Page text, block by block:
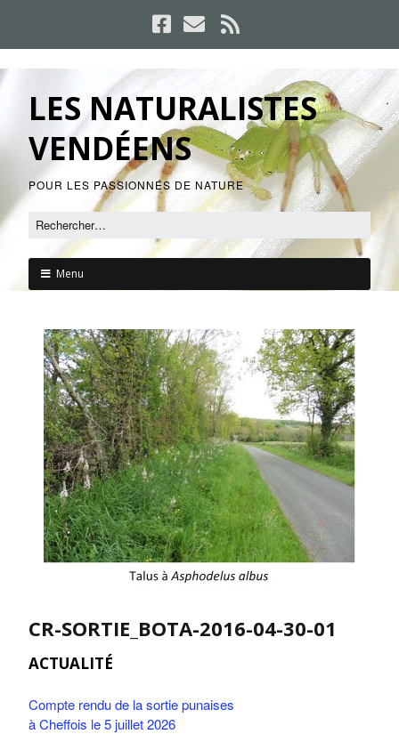
LES NATURALISTES
VENDÉENS
POUR LES PASSIONNÉS DE NATURE
Menu
CR-SORTIE_BOTA-2016-04-30-01
ACTUALITÉ
Compte rendu de la sortie punaises
à Cheffois le 5 juillet 2026